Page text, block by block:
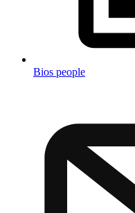
Bios people